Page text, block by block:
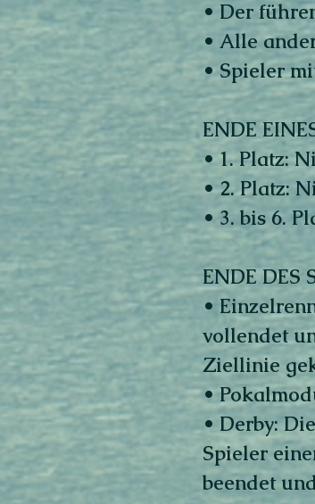
• Der
• Alle
• Spieler
ENDE
• 1. Platz:
• 2. Platz:
• 3. bis 6.
ENDE DES
•
vollendet
Ziellinie
•
• Derby:
Spieler
beendet